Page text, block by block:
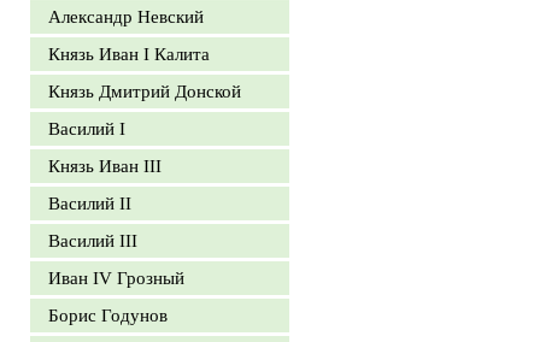
Александр Невский
Князь Иван I Калита
Князь Дмитрий Донской
Василий I
Князь Иван III
Василий II
Василий III
Иван IV Грозный
Борис Годунов